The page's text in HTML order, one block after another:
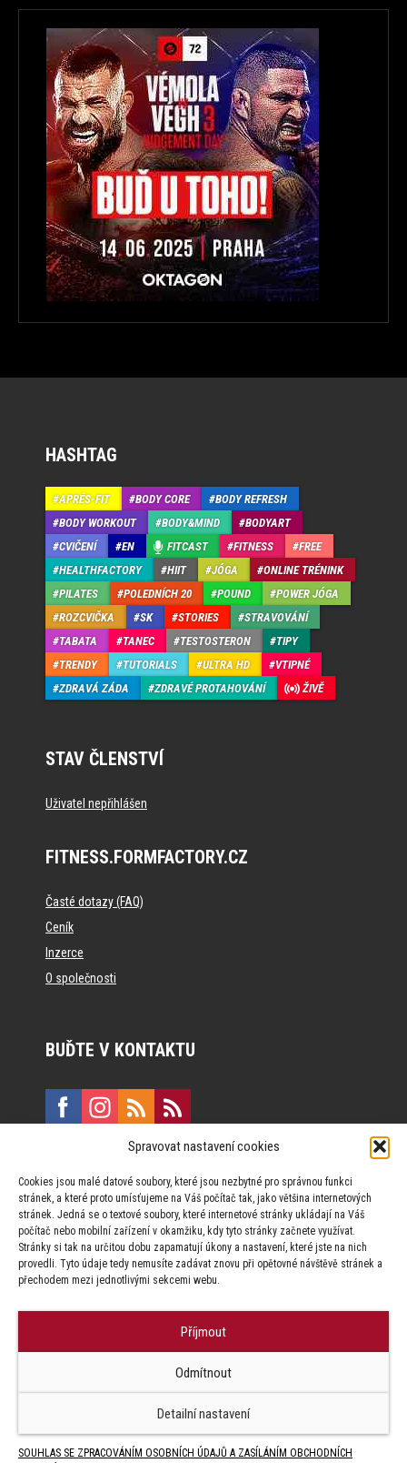
Spravovat nastavení cookies
Cookies jsou malé datové soubory, které jsou nezbytné pro správnou funkci
stránek, a které proto umísťujeme na Váš počítač tak, jako většina internetových
stránek. Jedná se o textové soubory, které internetové stránky ukládají na Váš
počítač nebo mobilní zařízení v okamžiku, kdy tyto stránky začnete využívat.
Stránky si tak na určitou dobu zapamatují úkony a nastavení, které jste na nich
provedli. Tyto údaje tedy nemusíte zadávat znovu při opětovné návštěvě stránek a
přechodem mezi jednotlivými sekcemi webu.
Příjmout
Odmítnout
Detailní nastavení
SOUHLAS SE ZPRACOVÁNÍM OSOBNÍCH ÚDAJŮ A ZASÍLÁNÍM OBCHODNÍCH
HASHTAG
APRÉS-FIT BODY CORE
BODY REFRESH
BODY WORKOUT
BODY&MIND
BODYART
CVIČENÍ
EN FITCAST FITNESS
FREE
HEALTHFACTORY
HIIT JÓGA
ONLINE TRÉNINK
PILATES
POLEDNÍCH 20 POUND
POWER JÓGA
ROZCVIČKA
SK STORIES
STRAVOVÁNÍ
TABATA
TANEC TESTOSTERON
TIPY
TRENDY
TUTORIALS ULTRA HD
VTIPNÉ
ZDRAVÁ ZÁDA
ZDRAVÉ PROTAHOVÁNÍ ŽIVĚ
STAV ČLENSTVÍ
Uživatel nepřihlášen
FITNESS.FORMFACTORY.CZ
Časté dotazy (FAQ)
Ceník
Inzerce
O společnosti
BUĎTE V KONTAKTU
Vinohradská 190, 130 00 Praha 3
Za publikovaný obsah odpovídají jednotliví autoři.
Factory s.r.o. zapovězeno.